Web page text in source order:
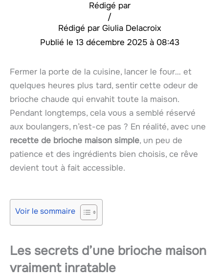
Rédigé par
Giulia Delacroix
/
13 décembre 2025 à 08:43
Fermer la porte de la cuisine, lancer le four… et
quelques heures plus tard, sentir cette odeur de
brioche chaude qui envahit toute la maison.
Pendant longtemps, cela vous a semblé réservé
aux boulangers, n’est-ce pas ? En réalité, avec une
recette de brioche maison simple, un peu de
patience et des ingrédients bien choisis, ce rêve
devient tout à fait accessible.
Voir le sommaire
Les secrets d’une brioche maison
vraiment inratable